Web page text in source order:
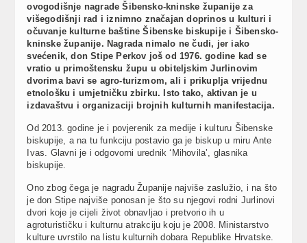
ovogodišnje nagrade Šibensko-kninske županije za
višegodišnji rad i iznimno značajan doprinos u kulturi i
očuvanje kulturne baštine Šibenske biskupije i Šibensko-
kninske županije. Nagrada nimalo ne čudi, jer iako
svećenik, don Stipe Perkov još od 1976. godine kad se
vratio u primoštensku župu u obiteljskim Jurlinovim
dvorima bavi se agro-turizmom, ali i prikuplja vrijednu
etnološku i umjetničku zbirku. Isto tako, aktivan je u
izdavaštvu i organizaciji brojnih kulturnih manifestacija.
Od 2013. godine je i povjerenik za medije i kulturu Šibenske
biskupije, a na tu funkciju postavio ga je biskup u miru Ante
Ivas. Glavni je i odgovorni urednik ‘Mihovila’, glasnika
biskupije.
Ono zbog čega je nagradu Županije najviše zaslužio, i na što
je don Stipe najviše ponosan je što su njegovi rodni Jurlinovi
dvori koje je cijeli život obnavljao i pretvorio ih u
agroturističku i kulturnu atrakciju koju je 2008. Ministarstvo
kulture uvrstilo na listu kulturnih dobara Republike Hrvatske.